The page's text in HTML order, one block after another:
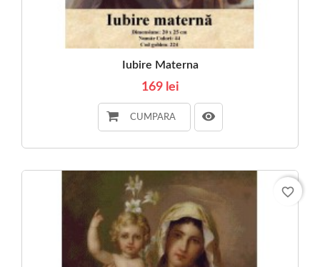
Iubire Materna
169 lei
CUMPARA
favorite_border